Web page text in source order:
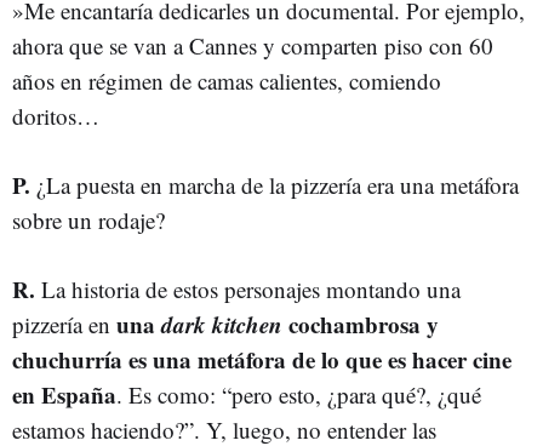
»Me encantaría dedicarles un documental. Por ejemplo,
ahora que se van a Cannes y comparten piso con 60
años en régimen de camas calientes, comiendo
doritos…
P. ¿La puesta en marcha de la pizzería era una metáfora
sobre un rodaje?
R. La historia de estos personajes montando una
pizzería en unadark kitchen cochambrosa y
chuchurría es una metáfora de lo que es hacer cine
en España. Es como: “pero esto, ¿para qué?, ¿qué
estamos haciendo?”. Y, luego, no entender las